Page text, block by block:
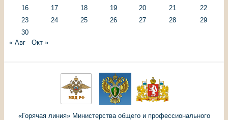
16
17 18 19 20 21
22
23
24 25 26 27 28
29
30
« Авг
Окт »
«Горячая линия» Министерства общего и профессионального